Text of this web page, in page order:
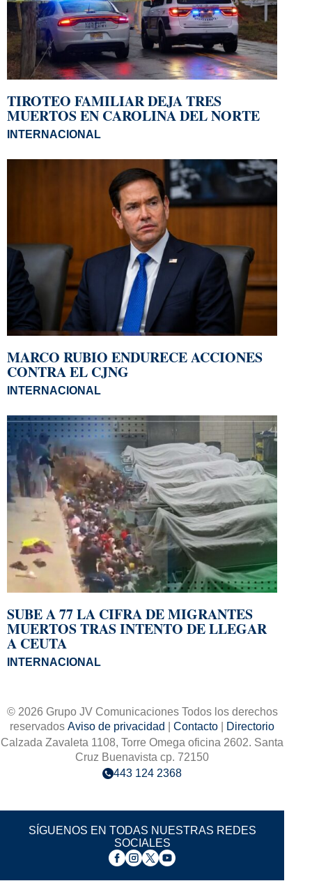
TIROTEO FAMILIAR DEJA TRES
MUERTOS EN CAROLINA DEL NORTE
INTERNACIONAL
MARCO RUBIO ENDURECE ACCIONES
CONTRA EL CJNG
INTERNACIONAL
SUBE A 77 LA CIFRA DE MIGRANTES
MUERTOS TRAS INTENTO DE LLEGAR
A CEUTA
INTERNACIONAL
© 2026 Grupo JV Comunicaciones Todos los derechos
reservados Aviso de privacidad Contacto
Directorio
Calzada Zavaleta 1108, Torre Omega oficina 2602. Santa
Cruz Buenavista cp. 72150
443 124 2368
SÍGUENOS EN TODAS NUESTRAS REDES
SOCIALES